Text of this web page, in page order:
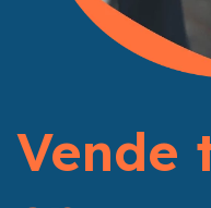
Vende